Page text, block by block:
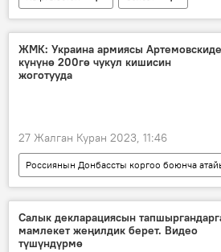
Жаныбек Абиров
мушташ
тапшыруу
ЖМК: Украина армиясы Артемовскиде
күнүнө 200гө чукул кишисин
жоготууда
27 Жалган Куран 2023, 11:46
Дүйнөдө
Украина
Артемовск
жоготуу
Салык декларациясын
мамлекет жеңилдик берет. Видео
түшүндүрмө